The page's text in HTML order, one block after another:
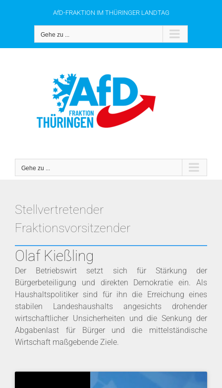
AfD-FRAKTION IM THÜRINGER LANDTAG
Gehe zu ...
Gehe zu ...
Stellvertretender
Fraktionsvorsitzender
Olaf Kießling
Der Betriebswirt setzt sich für Stärkung der
Bürgerbeteiligung und direkten Demokratie ein. Als
Haushaltspolitiker sind für ihn die Erreichung eines
stabilen Landeshaushalts angesichts drohender
wirtschaftlicher Unsicherheiten und die Senkung der
Abgabenlast für Bürger und die mittelständische
Wirtschaft maßgebende Ziele.